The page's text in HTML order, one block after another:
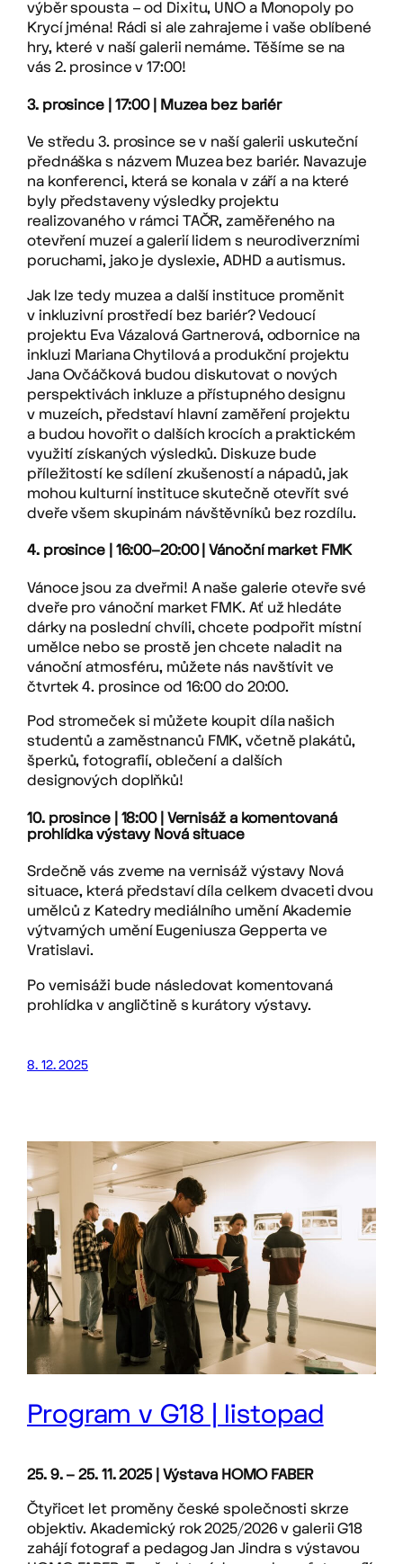
výběr spousta – od Dixitu, UNO a Monopoly po
Krycí jména! Rádi si ale zahrajeme i vaše oblíbené
hry, které v naší galerii nemáme. Těšíme se na
vás 2. prosince v 17:00!
3. prosince | 17:00 | Muzea bez bariér
Ve středu 3. prosince se v naší galerii uskuteční
přednáška s názvem Muzea bez bariér. Navazuje
na konferenci, která se konala v září a na které
byly představeny výsledky projektu
realizovaného v rámci TAČR, zaměřeného na
otevření muzeí a galerií lidem s neurodiverzními
poruchami, jako je dyslexie, ADHD a autismus.
Jak lze tedy muzea a další instituce proměnit
v inkluzivní prostředí bez bariér? Vedoucí
projektu Eva Vázalová Gartnerová, odbornice na
inkluzi Mariana Chytilová a produkční projektu
Jana Ovčáčková budou diskutovat o nových
perspektivách inkluze a přístupného designu
v muzeích, představí hlavní zaměření projektu
a budou hovořit o dalších krocích a praktickém
využití získaných výsledků. Diskuze bude
příležitostí ke sdílení zkušeností a nápadů, jak
mohou kulturní instituce skutečně otevřít své
dveře všem skupinám návštěvníků bez rozdílu.
4. prosince | 16:00–20:00 | Vánoční market FMK
Vánoce jsou za dveřmi! A naše galerie otevře své
dveře pro vánoční market FMK. Ať už hledáte
dárky na poslední chvíli, chcete podpořit místní
umělce nebo se prostě jen chcete naladit na
vánoční atmosféru, můžete nás navštívit ve
čtvrtek 4. prosince od 16:00 do 20:00.
Pod stromeček si můžete koupit díla našich
studentů a zaměstnanců FMK, včetně plakátů,
šperků, fotografií, oblečení a dalších
designových doplňků!
10. prosince | 18:00 | Vernisáž a komentovaná
prohlídka výstavy Nová situace
Srdečně vás zveme na vernisáž výstavy Nová
situace, která představí díla celkem dvaceti dvou
umělců z Katedry mediálního umění Akademie
výtvarných umění Eugeniusza Gepperta ve
Vratislavi.
Po vernisáži bude následovat komentovaná
prohlídka v angličtině s kurátory výstavy.
8. 12. 2025
Program v G18 | listopad
25. 9. – 25. 11. 2025 | Výstava HOMO FABER
Čtyřicet let proměny české společnosti skrze
objektiv. Akademický rok 2025/2026 v galerii G18
zahájí fotograf a pedagog Jan Jindra s výstavou